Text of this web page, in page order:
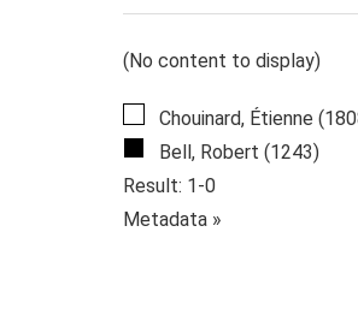
(No content to display)
Chouinard, Étienne
Bell, Robert (1243)
Result: 1-0
Metadata »